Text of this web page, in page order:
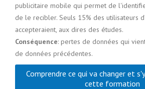
publicitaire mobile qui permet de
de le recibler. Seuls 15% des utilisateurs
accepteraient, aux dires des études.
Conséquence: pertes de données qui
de données précédentes.
Comprendre ce qui va changer et
cette formation